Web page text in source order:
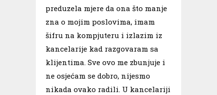
preduzela mjere da ona što manje
zna o mojim poslovima, imam
šifru na kompjuteru i izlazim iz
kancelarije kad razgovaram sa
klijentima. Sve ovo me zbunjuje i
ne osjećam se dobro, nijesmo
nikada ovako radili. U kancelariji